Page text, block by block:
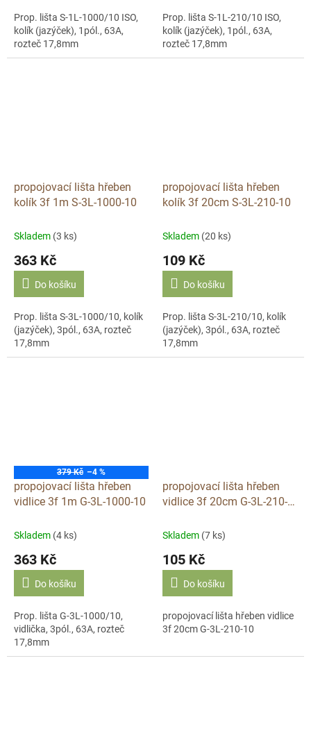
Prop. lišta S-1L-1000/10 ISO,
kolík (jazýček), 1pól., 63A,
rozteč 17,8mm
Prop. lišta S-1L-210/10 ISO,
kolík (jazýček), 1pól., 63A,
rozteč 17,8mm
propojovací lišta hřeben
kolík 3f 1m S-3L-1000-10
Skladem (3 ks)
363 Kč
Do košíku
Prop. lišta S-3L-1000/10, kolík
(jazýček), 3pól., 63A, rozteč
17,8mm
propojovací lišta hřeben
kolík 3f 20cm S-3L-210-10
Skladem (20 ks)
109 Kč
Do košíku
Prop. lišta S-3L-210/10, kolík
(jazýček), 3pól., 63A, rozteč
17,8mm
379 Kč –4 %
propojovací lišta hřeben
vidlice 3f 1m G-3L-1000-10
Skladem (4 ks)
363 Kč
Do košíku
Prop. lišta G-3L-1000/10,
vidlička, 3pól., 63A, rozteč
17,8mm
propojovací lišta hřeben
vidlice 3f 20cm G-3L-210-
Skladem (7 ks)
105 Kč
Do košíku
propojovací lišta hřeben vidlice
3f 20cm G-3L-210-10